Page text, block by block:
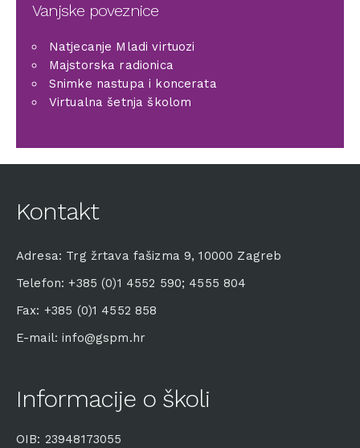
Vanjske poveznice
Natjecanje Mladi virtuozi
Majstorska radionica
Snimke nastupa i koncerata
Virtualna šetnja školom
Kontakt
Adresa: Trg žrtava fašizma 9, 10000 Zagreb
Telefon: +385 (0)1 4552 590; 4555 804
Fax: +385 (0)1 4552 858
E-mail: info@gspm.hr
Informacije o školi
OIB: 23948173055